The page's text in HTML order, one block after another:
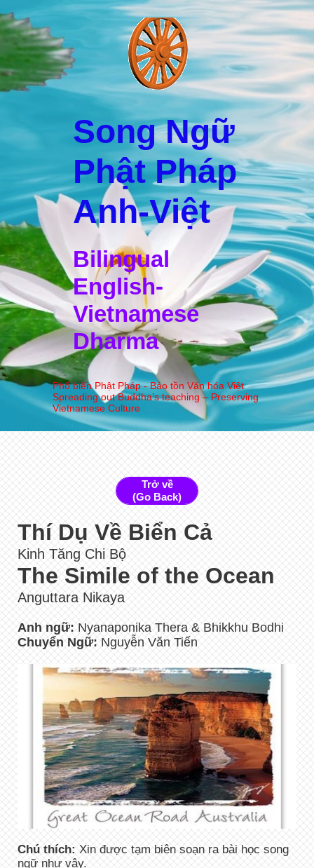
Song Ngữ
Phật Pháp
Anh-Việt
Bilingual
English-
Vietnamese
Dharma
Phổ biến Phật Pháp - Bảo tồn Văn hóa Việt
Spreading out Buddha’s teaching – Preserving
Vietnamese Culture
Trở về
(Go Back)
Thí Dụ Về Biển Cả
Kinh Tăng Chi Bộ
The Simile of the Ocean
Anguttara Nikaya
Anh ngữ:Nyanaponika Thera & Bhikkhu Bodhi
Chuyển Ngữ:Nguyễn Văn Tiến
Chú thích:Xin được tạm biên soạn ra bài học song
ngữ như vậy.